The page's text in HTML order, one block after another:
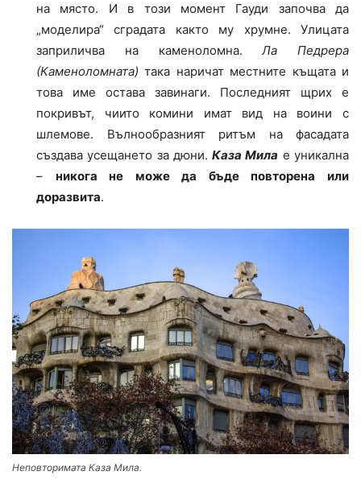
на място. И в този момент Гауди започва да
„моделира“ сградата както му хрумне. Улицата
заприличва на каменоломна.Ла Педрера
(Каменоломната) така наричат местните къщата и
това име остава завинаги. Последният щрих е
покривът, чиито комини имат вид на воини с
шлемове. Вълнообразният ритъм на фасадата
създава усещането за дюни.Каза Мила е уникална
– никога не може да бъде повторена или
доразвита.
Неповторимата Каза Мила.